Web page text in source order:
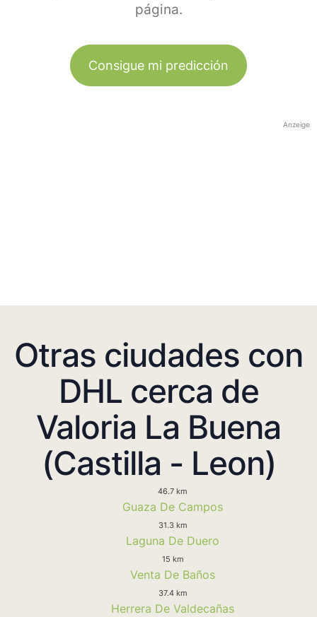
página.
Consigue mi predicción
Anzeige
Otras ciudades con
DHL cerca de
Valoria La Buena
(Castilla - Leon)
46.7 km
Guaza De Campos
31.3 km
Laguna De Duero
15 km
Venta De Baños
37.4 km
Herrera De Valdecañas